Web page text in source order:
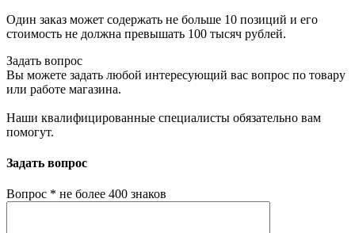
Один заказ может содержать не больше 10 позиций и его
стоимость не должна превышать 100 тысяч рублей.
Задать вопрос
Вы можете задать любой интересующий вас вопрос по товару
или работе магазина.
Наши квалифицированные специалисты обязательно вам
помогут.
Задать вопрос
Вопрос * не более 400 знаков